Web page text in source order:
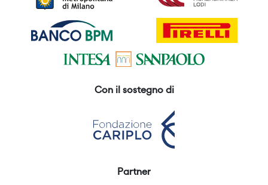
Con il sostegno di
Partner